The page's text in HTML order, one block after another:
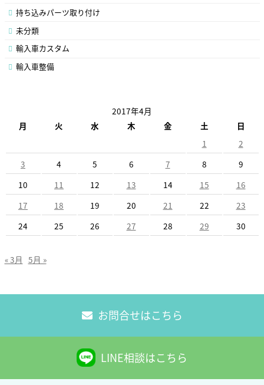
持ち込みパーツ取り付け
未分類
輸入車カスタム
輸入車整備
2017年4月
月
火 水 木 金 土
日
1
2
3
4 5 6 7 8
9
10
11 12 13 14 15
16
17
18 19 20 21 22
23
24
25 26 27 28 29 30
« 3月 5月 »
お問合せはこちら
LINE相談はこちら